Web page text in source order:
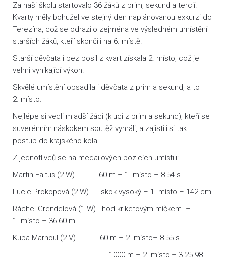
Za naši školu startovalo 36 žáků z prim, sekund a tercií.
Kvarty měly bohužel ve stejný den naplánovanou exkurzi do
Terezína, což se odrazilo zejména ve výsledném umístění
starších žáků, kteří skončili na 6. místě.
Starší děvčata i bez posil z kvart získala 2. místo, což je
velmi vynikající výkon.
Skvělé umístění obsadila i děvčata z prim a sekund, a to
2. místo.
Nejlépe si vedli mladší žáci (kluci z prim a sekund), kteří se
suverénním náskokem soutěž vyhráli, a zajistili si tak
postup do krajského kola.
Z jednotlivců se na medailových pozicích umístili:
Martin Faltus (2.W) 60 m – 1. místo – 8.54 s
Lucie Prokopová (2.W) skok vysoký – 1. místo – 142 cm
Ráchel Grendelová (1.W) hod kriketovým míčkem –
1. místo – 36.60 m
Kuba Marhoul (2.V) 60 m – 2. místo– 8.55 s
1000 m – 2. místo – 3.25.98